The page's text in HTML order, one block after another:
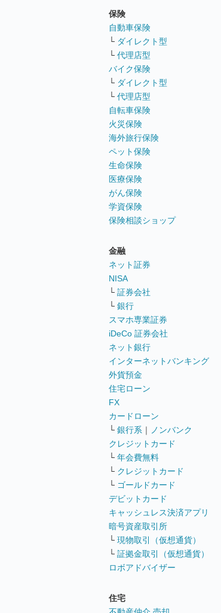
保険
自動車保険
└ ダイレクト型
└ 代理店型
バイク保険
└ ダイレクト型
└ 代理店型
自転車保険
火災保険
海外旅行保険
ペット保険
生命保険
医療保険
がん保険
学資保険
保険相談ショップ
金融
ネット証券
NISA
└ 証券会社
└ 銀行
スマホ専業証券
iDeCo 証券会社
ネット銀行
インターネットバンキング
外貨預金
住宅ローン
FX
カードローン
└ 銀行系 ｜
ノンバンク
クレジットカード
└ 年会費無料
└ クレジットカード
└ ゴールドカード
デビットカード
キャッシュレス決済アプリ
暗号資産取引所
└ 現物取引（仮想通貨）
└ 証拠金取引（仮想通貨）
ロボアドバイザー
住宅